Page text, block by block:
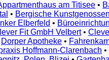
am Titisee •
• Bergische
Elberfeld •
Fit GmbH Velbert•
Dorper Apotheke •
Hoffmann-Clarenbach •